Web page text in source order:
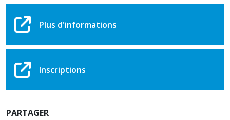
Plus d'informations
Inscriptions
PARTAGER